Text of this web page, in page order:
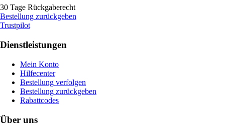
30 Tage Rückgaberecht
Bestellung zurückgeben
Trustpilot
Dienstleistungen
Mein Konto
Hilfecenter
Bestellung verfolgen
Bestellung zurückgeben
Rabattcodes
Über uns